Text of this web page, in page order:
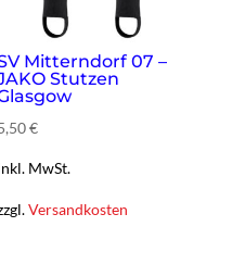
Mitterndorf 07 –
Stutzen
€
MwSt.
Versandkosten